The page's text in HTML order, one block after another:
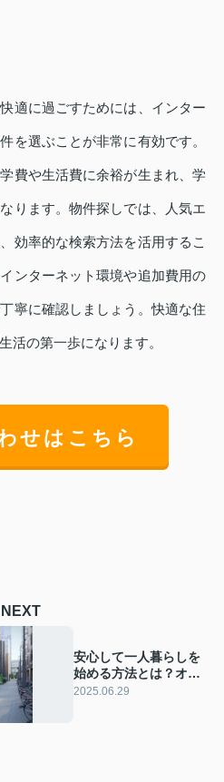
適に過ごすためには、インター
を選ぶことが非常に有効です。
費や生活費に余裕が生まれ、学
ります。物件探しでは、人気エ
効率的な検索方法を活用するこ
ンターネット環境や追加費用の
寧に確認しましょう。快適な住
活の第一歩になります。
せはこちら
NEXT
安心して一人暮らしを
始める方法とは？オー
トロックや宅配ボック
2025.06.29